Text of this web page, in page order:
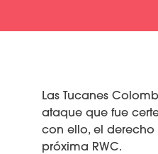
Las Tucanes
ataque que fue
con ello, el
próxima RWC.